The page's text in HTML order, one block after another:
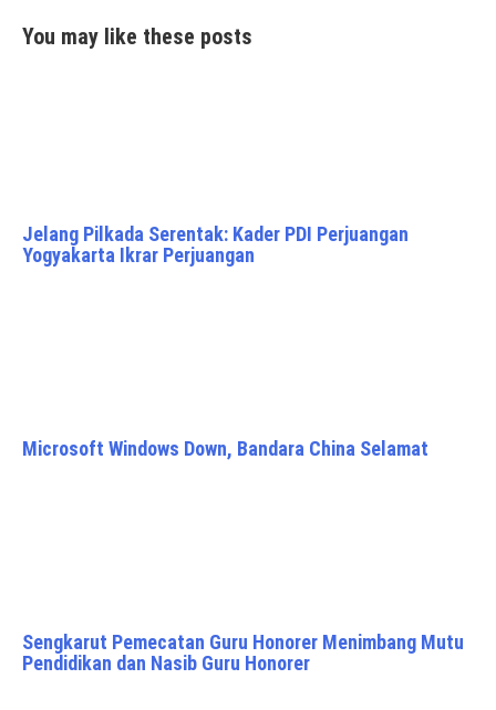
You may like these posts
Jelang Pilkada Serentak: Kader PDI Perjuangan
Yogyakarta Ikrar Perjuangan
Microsoft Windows Down, Bandara China Selamat
Sengkarut Pemecatan Guru Honorer Menimbang Mutu
Pendidikan dan Nasib Guru Honorer